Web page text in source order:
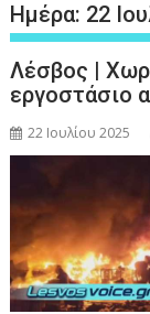
Ημέρα: 22
Λέσβος |
εργοστάσιο
22 Ιουλίου 2025